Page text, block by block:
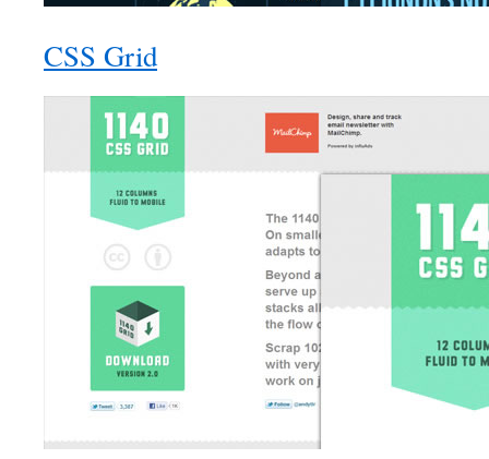
CSS Grid